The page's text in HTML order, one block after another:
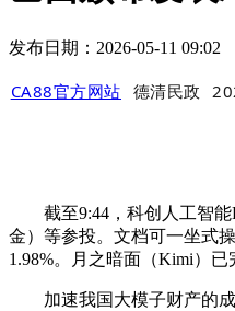
发布日期：2026-05-11 09:02
CA88官方网站 德清民政
截至9:44，科创人工智能
金）等参投。文档可一坐式
1.98%。月之暗面（Kimi）
加速我国大模子财产的成